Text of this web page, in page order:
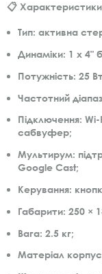
📋
Тип: активна
Динаміки: 1 х 4"
Потужність: 25
Частотний
Підключення:
сабвуфер;
Мультирум:
Google Cast;
Керування:
Габарити: 250 ×
Вага: 2.5 кг;
Матеріал